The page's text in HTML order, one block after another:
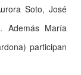
Soto, José
Además María
participan